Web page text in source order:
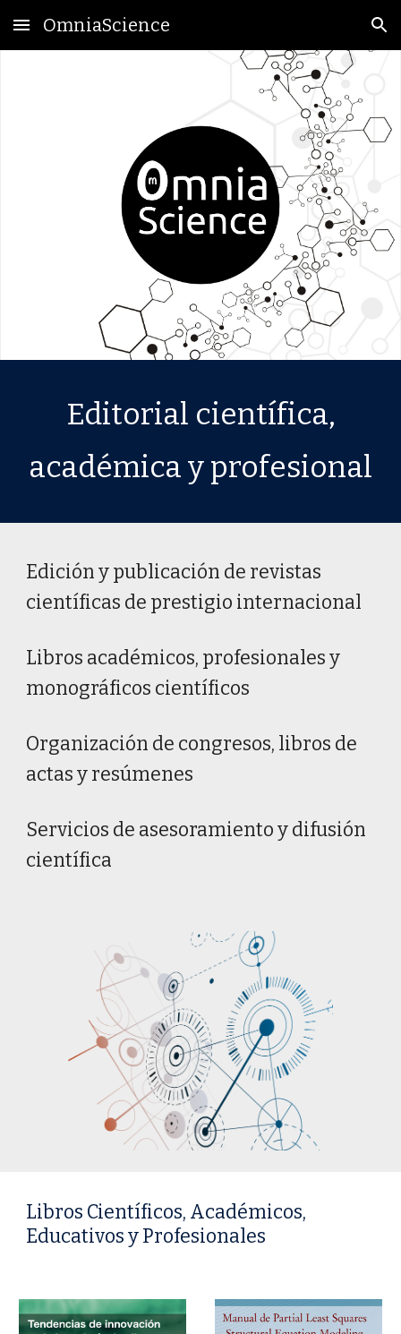
Skip to main content Skip to navigation
OmniaScience
Editorial científica,
académica y profesional
Ediciónypublicación de revistas
científicas de prestigio internacional
Libros académicos, profesionales y
monográficos científicos
Organización de congresos, libros de
actas y resúmenes
Servicios de asesoramiento y difusión
científica
Libros Científicos, Académicos,
Educativos y Profesionales